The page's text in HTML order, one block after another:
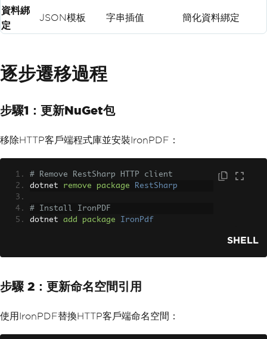
資料綁
定
JSON模板 字串插值 簡化資料綁定
逐步遷移過程
步驟1：更新NuGet包
移除HTTP客戶端程式庫並安裝IronPDF：
# Remove RestSharp HTTP client
dotnet remove package RestSharp
# Install IronPDF
dotnet add package IronPdf
SHELL
步驟 2：更新命名空間引用
使用IronPDF替換HTTP客戶端命名空間：